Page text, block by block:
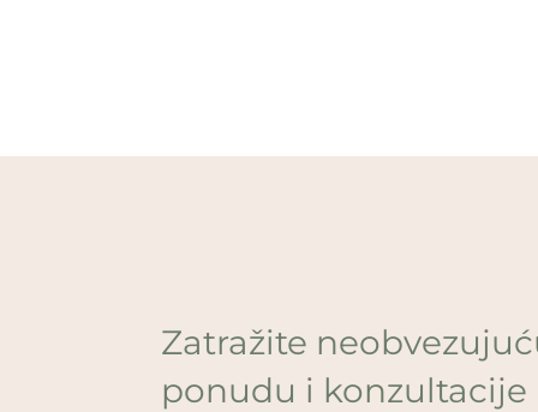
Zatražite
ponudu i konzultacije